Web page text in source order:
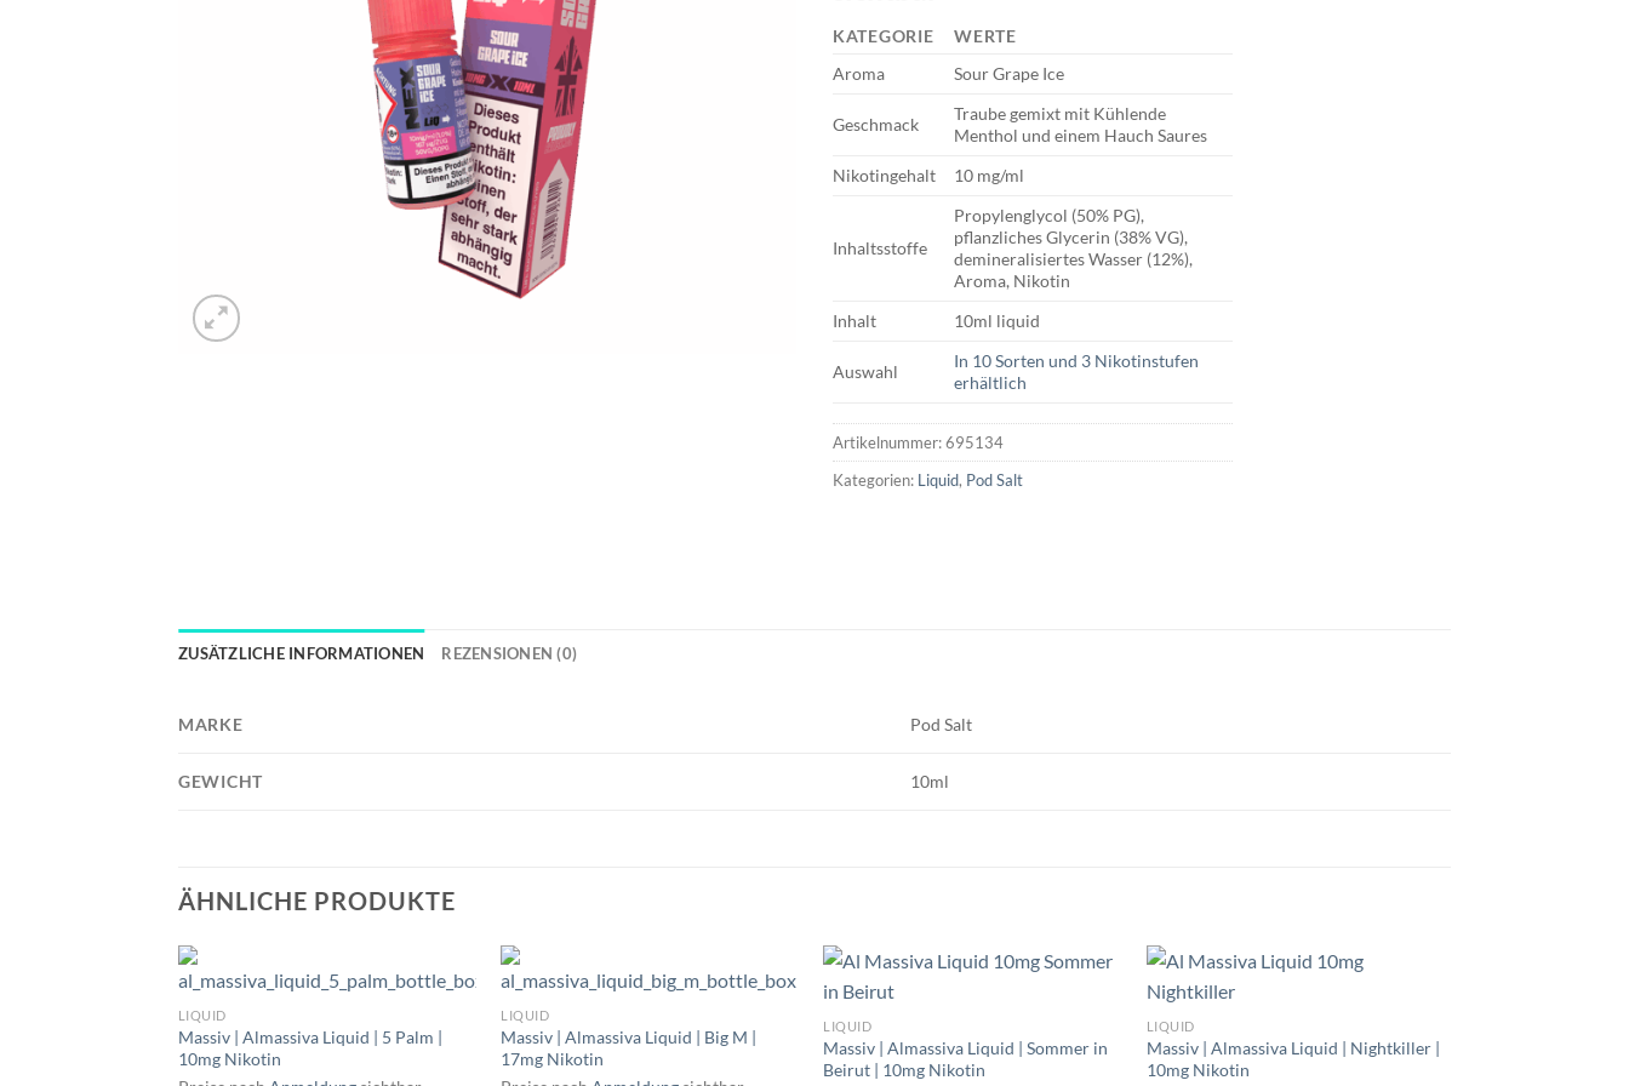
KATEGORIE
WERTE
Aroma
Sour Grape Ice
Geschmack
Traube gemixt mit Kühlende
Menthol und einem Hauch Saures
Nikotingehalt
10 mg/ml
Inhaltsstoffe
Propylenglycol (50% PG),
pflanzliches Glycerin (38% VG),
demineralisiertes Wasser (12%),
Aroma, Nikotin
Inhalt
10ml liquid
Auswahl
In 10 Sorten und 3 Nikotinstufen
erhältlich
Artikelnummer:695134
Kategorien: Liquid, Pod Salt
ZUSÄTZLICHE INFORMATIONEN REZENSIONEN (0)
MARKE Pod Salt
GEWICHT 10ml
ÄHNLICHE PRODUKTE
LIQUID
Massiv | Almassiva Liquid | 5 Palm |
10mg Nikotin
LIQUID
Massiv | Almassiva Liquid | Big M |
17mg Nikotin
LIQUID
Massiv | Almassiva Liquid | Sommer in
Beirut | 10mg Nikotin
LIQUID
Massiv | Almassiva Liquid | Nightkiller |
10mg Nikotin